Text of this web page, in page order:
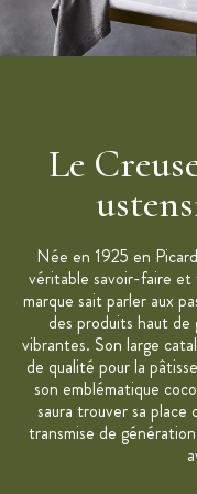
Le
Née en 1925 en
véritable savoir-faire
marque sait parler aux
des produits haut de
vibrantes. Son large
de qualité pour la
son emblématique
saura trouver sa
transmise de